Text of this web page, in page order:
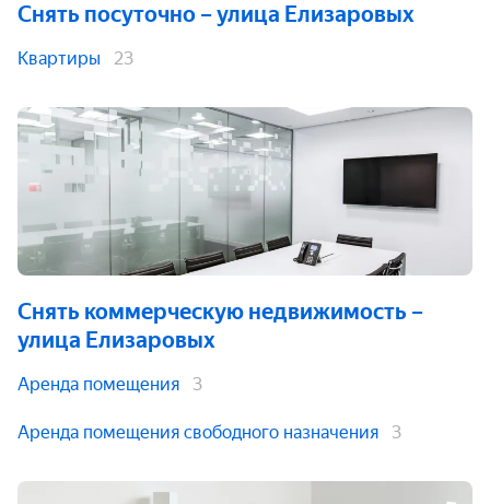
Снять посуточно – улица Елизаровых
Квартиры 23
Снять коммерческую недвижимость –
улица Елизаровых
Аренда помещения 3
Аренда помещения свободного назначения 3